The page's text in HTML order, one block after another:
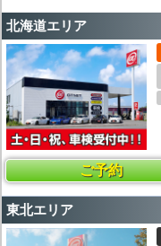
北海道エリア
ご予約
東北エリア